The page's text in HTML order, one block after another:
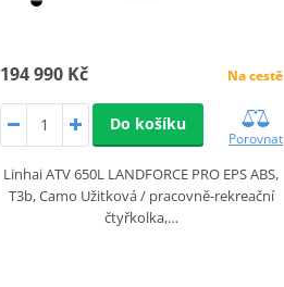
194 990 Kč Na cestě
Do košíku
Porovnat
Linhai ATV 650L LANDFORCE PRO EPS ABS,
T3b, Camo Užitková / pracovně-rekreační
čtyřkolka,…